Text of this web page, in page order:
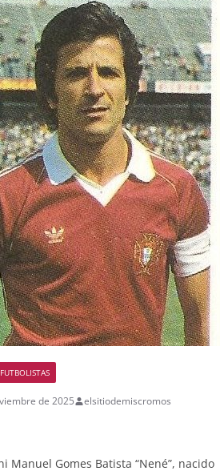
FUTBOLISTAS
de 2025 elsitiodemiscromos
Manuel Gomes Batista “Nené”, nacido